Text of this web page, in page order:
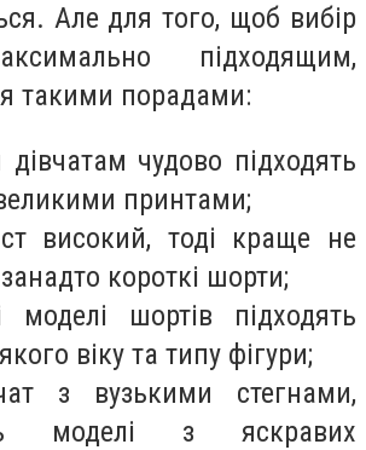
Але для того, щоб вибір
підходящим,
такими порадами:
чудово підходять
принтами;
високий, тоді краще не
короткі шорти;
моделі шортів підходять
віку та типу фігури;
з вузькими стегнами,
моделі з яскравих